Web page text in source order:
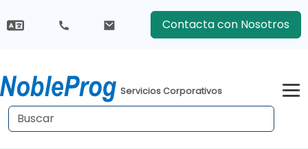
Contacta con Nosotros
Servicios Corporativos